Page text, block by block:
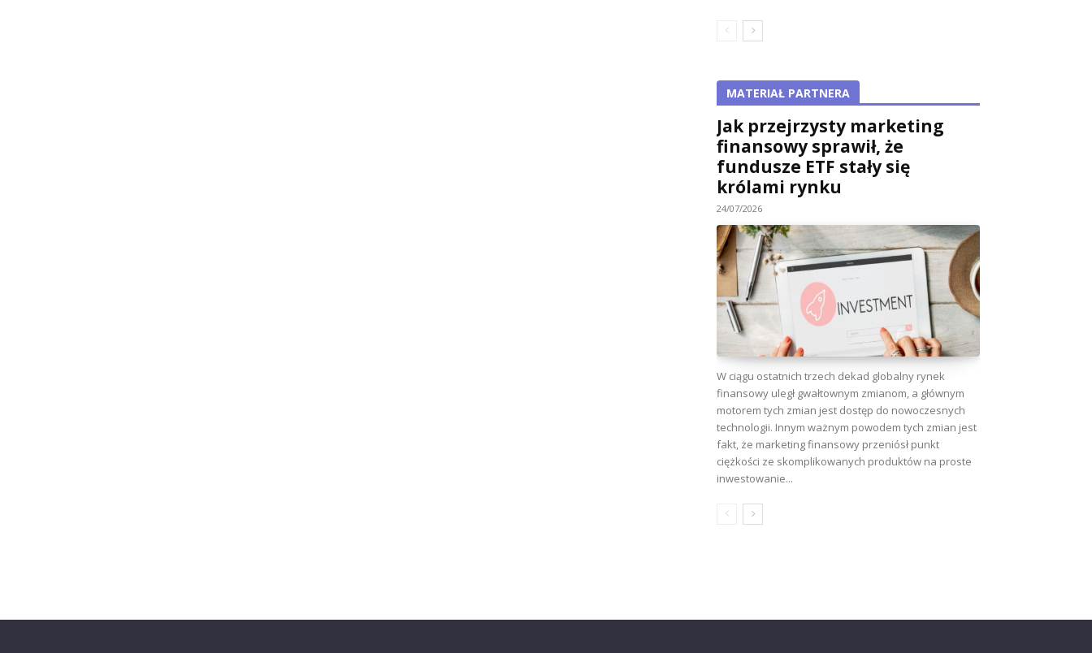
MATERIAŁ PARTNERA
Jak przejrzysty marketing
finansowy sprawił, że
fundusze ETF stały się
królami rynku
24/07/2026
W ciągu ostatnich trzech dekad globalny rynek
finansowy uległ gwałtownym zmianom, a głównym
motorem tych zmian jest dostęp do nowoczesnych
technologii. Innym ważnym powodem tych zmian jest
fakt, że marketing finansowy przeniósł punkt
ciężkości ze skomplikowanych produktów na proste
inwestowanie...